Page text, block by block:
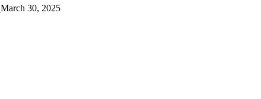
March 30, 2025